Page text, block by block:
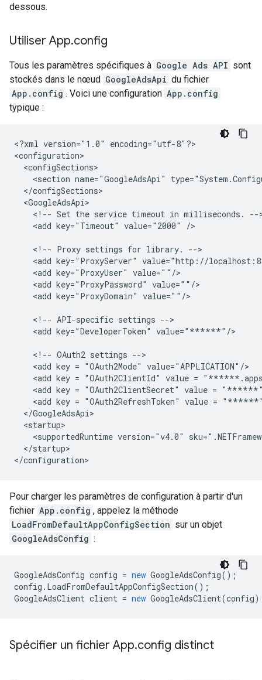
dessous.
Utiliser App.config
Tous les paramètres spécifiques à Google Ads API sont
stockés dans le nœud GoogleAdsApi du fichier
App.config . Voici une configuration App.config
typique :
<?xml version="1.0"
encoding="utf-8"?>
<section name="GoogleAdsApi"
<!-- Set the service timeout in milliseconds.
<add key="Timeout" value="2000" />
<!-- Proxy settings for library.
<add key="ProxyServer"
<add key="ProxyUser"
<add key="ProxyPassword"
<add key="ProxyDomain" value=""/>
<!-- API-specific settings
<add key="DeveloperToken" value="******"/>
<!-- OAuth2 settings
<add key = "OAuth2Mode"
<add key = "OAuth2ClientId" value =
<add key = "OAuth2ClientSecret" value =
<add key = "OAuth2RefreshToken" value =
<supportedRuntime version="v4.0"
</startup>
Pour charger les paramètres de configuration à partir d'un
fichier App.config , appelez la méthode
LoadFromDefaultAppConfigSection sur un objet
GoogleAdsConfig :
GoogleAdsConfig config = new GoogleAdsConfig();
config . LoadFromDefaultAppConfigSection();
GoogleAdsClient client = new GoogleAdsClient(config
Spécifier un fichier App.config distinct